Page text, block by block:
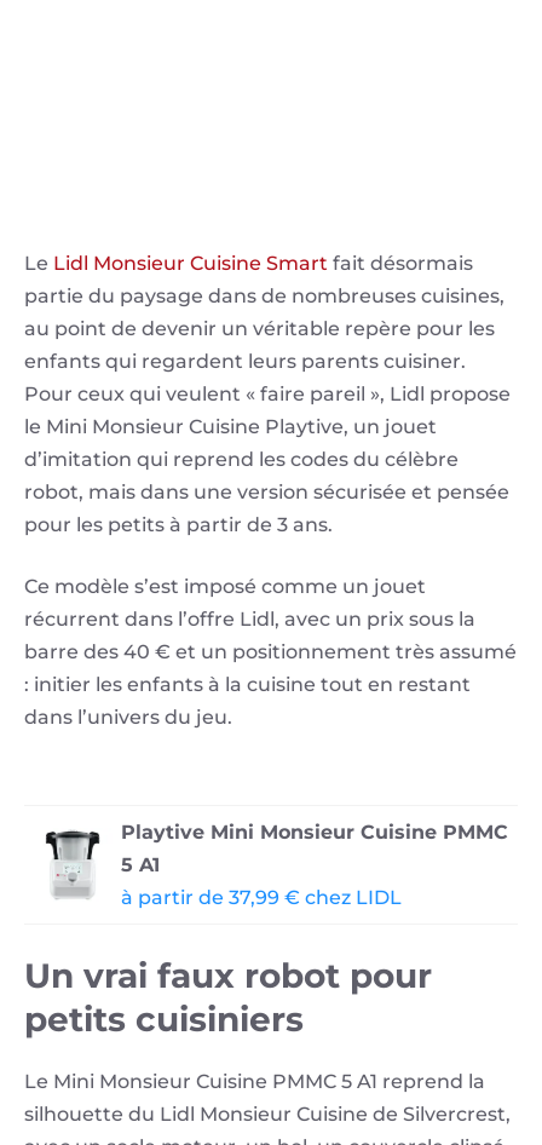
Le Lidl Monsieur Cuisine Smart fait désormais
partie du paysage dans de nombreuses cuisines,
au point de devenir un véritable repère pour les
enfants qui regardent leurs parents cuisiner.
Pour ceux qui veulent « faire pareil », Lidl propose
le Mini Monsieur Cuisine Playtive, un jouet
d’imitation qui reprend les codes du célèbre
robot, mais dans une version sécurisée et pensée
pour les petits à partir de 3 ans.
Ce modèle s’est imposé comme un jouet
récurrent dans l’offre Lidl, avec un prix sous la
barre des 40 € et un positionnement très assumé
: initier les enfants à la cuisine tout en restant
dans l’univers du jeu.
Playtive Mini Monsieur Cuisine PMMC
5 A1
à partir de 37,99 € chez LIDL
Un vrai faux robot pour
petits cuisiniers
Le Mini Monsieur Cuisine PMMC 5 A1 reprend la
silhouette du Lidl Monsieur Cuisine de Silvercrest,